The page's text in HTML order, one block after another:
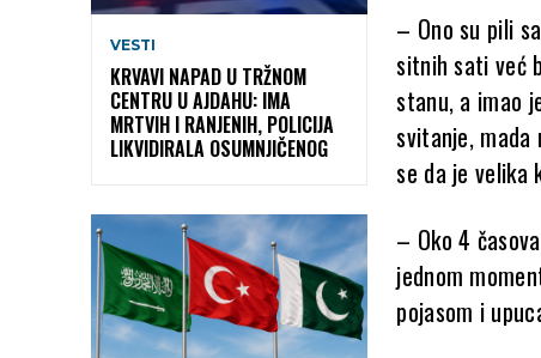
VESTI
KRVAVI NAPAD U TRŽNOM
CENTRU U AJDAHU: IMA
MRTVIH I RANJENIH, POLICIJA
LIKVIDIRALA OSUMNJIČENOG
– Ono su pili
sitnih sati već
stanu, a imao
svitanje,
se da je velika
– Oko 4
jednom
pojasom i